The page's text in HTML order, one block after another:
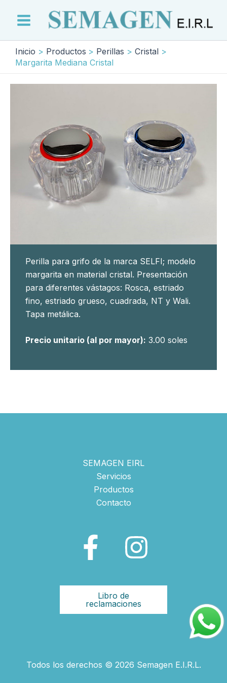
Main
Menu
Inicio Productos Perillas
Cristal
Margarita Mediana Cristal
Perilla para grifo de la marca SELFI; modelo
margarita en material cristal. Presentación
para diferentes vástagos: Rosca, estriado
fino, estriado grueso, cuadrada, NT y Wali.
Tapa metálica.
Precio unitario (al por mayor): 3.00 soles
SEMAGEN EIRL
Servicios
Productos
Contacto
Libro de
reclamaciones
Todos los derechos © 2026 Semagen E.I.R.L.